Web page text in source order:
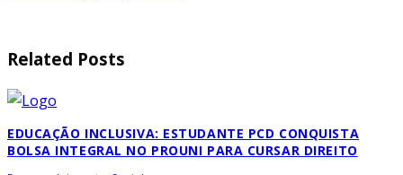
Related Posts
EDUCAÇÃO INCLUSIVA: ESTUDANTE PCD CONQUISTA
BOLSA INTEGRAL NO PROUNI PARA CURSAR DIREITO